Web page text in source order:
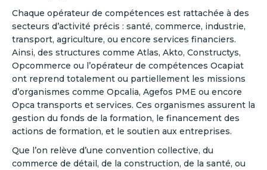
Chaque opérateur de compétences est rattachée à des
secteurs d’activité précis : santé, commerce, industrie,
transport, agriculture, ou encore services financiers.
Ainsi, des structures comme Atlas, Akto, Constructys,
Opcommerce ou l’opérateur de compétences Ocapiat
ont reprend totalement ou partiellement les missions
d’organismes comme Opcalia, Agefos PME ou encore
Opca transports et services. Ces organismes assurent la
gestion du fonds de la formation, le financement des
actions de formation, et le soutien aux entreprises.
Que l’on relève d’une convention collective, du
commerce de détail, de la construction, de la santé, ou